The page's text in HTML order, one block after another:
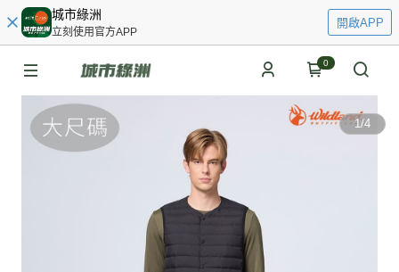
城市綠洲
立刻使用官方APP
開啟APP
0
1/4